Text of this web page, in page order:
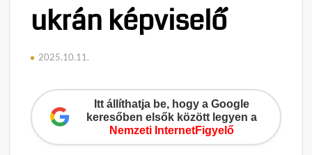
ukrán képviselő
2025.10.11.
Itt állíthatja be, hogy a Google
keresőben elsők között legyen a
Nemzeti InternetFigyelő